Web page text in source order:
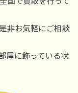
非お気軽にご相談
屋に飾っている状